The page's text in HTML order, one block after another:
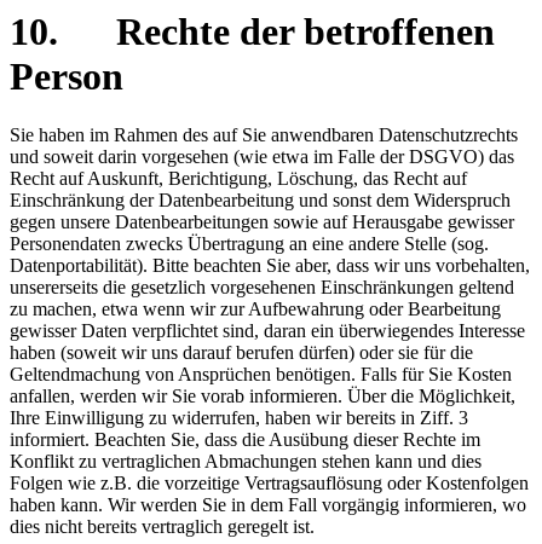
10. Rechte der betroffenen
Person
Sie haben im Rahmen des auf Sie anwendbaren Datenschutzrechts
und soweit darin vorgesehen (wie etwa im Falle der DSGVO) das
Recht auf Auskunft, Berichtigung, Löschung, das Recht auf
Einschränkung der Datenbearbeitung und sonst dem Widerspruch
gegen unsere Datenbearbeitungen sowie auf Herausgabe gewisser
Personendaten zwecks Übertragung an eine andere Stelle (sog.
Datenportabilität). Bitte beachten Sie aber, dass wir uns vorbehalten,
unsererseits die gesetzlich vorgesehenen Einschränkungen geltend
zu machen, etwa wenn wir zur Aufbewahrung oder Bearbeitung
gewisser Daten verpflichtet sind, daran ein überwiegendes Interesse
haben (soweit wir uns darauf berufen dürfen) oder sie für die
Geltendmachung von Ansprüchen benötigen. Falls für Sie Kosten
anfallen, werden wir Sie vorab informieren. Über die Möglichkeit,
Ihre Einwilligung zu widerrufen, haben wir bereits in Ziff. 3
informiert. Beachten Sie, dass die Ausübung dieser Rechte im
Konflikt zu vertraglichen Abmachungen stehen kann und dies
Folgen wie z.B. die vorzeitige Vertragsauflösung oder Kostenfolgen
haben kann. Wir werden Sie in dem Fall vorgängig informieren, wo
dies nicht bereits vertraglich geregelt ist.